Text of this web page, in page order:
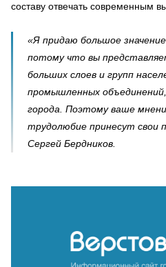
составу отвечать современным
«Я придаю большое
потому что вы
больших слоев и групп
промышленных
города. Поэтому ваше
трудолюбие принесут свои
Сергей Бердников.